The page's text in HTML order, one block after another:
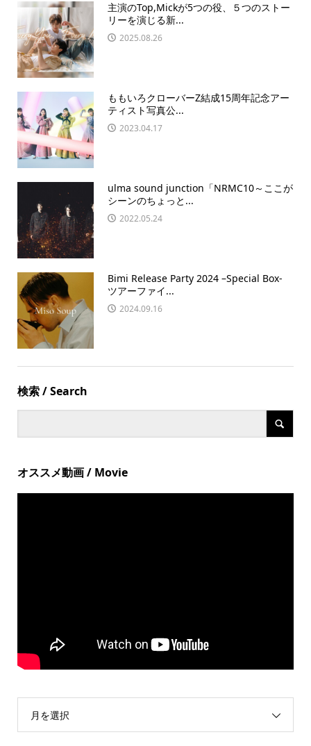
主演のTop,Mickが5つの役、５つのストー
リーを演じる新...
2025.08.26
ももいろクローバーZ結成15周年記念アー
ティスト写真公...
2023.04.17
ulma sound junction「NRMC10～ここが
シーンのちょっと...
2022.05.24
Bimi Release Party 2024 –Special Box-
ツアーファイ...
2024.09.16
検索 / Search
オススメ動画 / Movie
月を選択